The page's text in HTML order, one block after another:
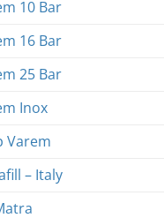
10 Bar
16 Bar
25 Bar
Inox
Varem
– Italy